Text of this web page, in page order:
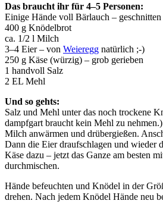
Das braucht ihr für 4–5 Personen:
Einige Hände voll Bärlauch – geschnitten
400 g Knödelbrot
ca. 1/2 l Milch
3–4 Eier – von Weieregg natürlich ;-)
250 g Käse (würzig) – grob gerieben
1 handvoll Salz
2 EL Mehl
Und so gehts:
Salz und Mehl unter das noch trockene
dampfgart braucht kein Mehl zu nehmen.)
Milch anwärmen und drübergießen.
Dann die Eier draufschlagen und wieder
Käse dazu – jetzt das Ganze am besten
durchmischen.
Hände befeuchten und Knödel in der
drehen. Nach jedem Knödel Hände neu